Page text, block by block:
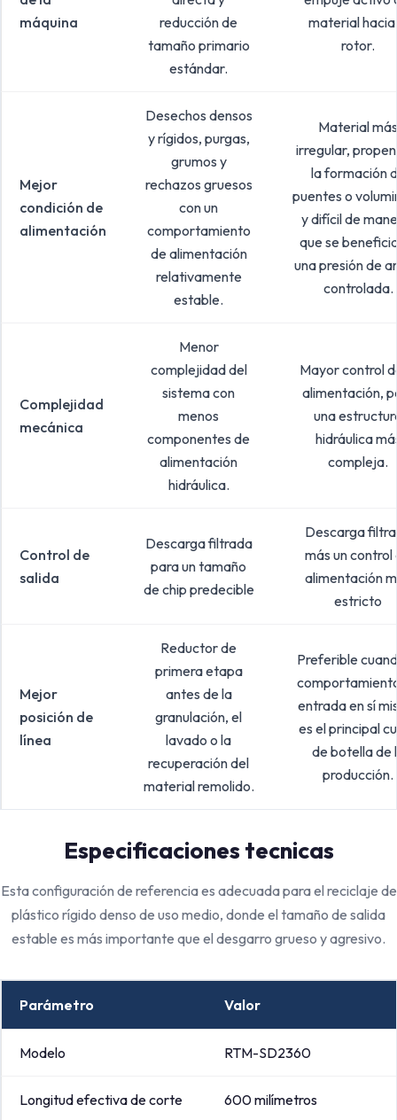
máquina
reducción de
tamaño primario
estándar.
material hacia
rotor.
Mejor
condición de
alimentación
Desechos densos
y rígidos, purgas,
grumos y
rechazos gruesos
con un
comportamiento
de alimentación
relativamente
estable.
Material más
irregular,
la formación
puentes o
y difícil de
que se
una presión de
controlada.
Complejidad
mecánica
Menor
complejidad del
sistema con
menos
componentes de
alimentación
hidráulica.
Mayor control
alimentación,
una
hidráulica
compleja.
Control de
salida
Descarga filtrada
para un tamaño
de chip predecible
Descarga
más un control
alimentación
estricto
Mejor
posición de
línea
Reductor de
primera etapa
antes de la
granulación, el
lavado o la
recuperación del
material remolido.
Preferible
entrada en sí
es el principal
de botella de
producción.
Especificaciones tecnicas
Esta configuración de referencia es adecuada para el reciclaje de
plástico rígido denso de uso medio, donde el tamaño de salida
estable es más importante que el desgarro grueso y agresivo.
Parámetro Valor
Modelo RTM-SD2360
Longitud efectiva de corte 600 milímetros